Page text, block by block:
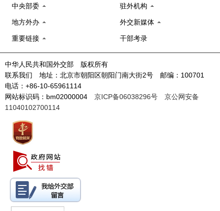
中央部委 驻外机构
地方外办 外交新媒体
重要链接 干部考录
中华人民共和国外交部 版权所有
联系我们 地址：北京市朝阳区朝阳门南大街2号 邮编：100701
电话：+86-10-65961114
网站标识码：bm02000004 京ICP备06038296号
京公网安备
11040102700114